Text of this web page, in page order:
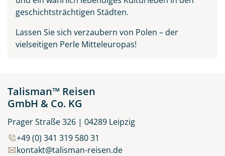
geschichtsträchtigen Städten.
Lassen Sie sich verzaubern von Polen – der
vielseitigen Perle Mitteleuropas!
Talisman™ Reisen
GmbH & Co. KG
Prager Straße 326 | 04289 Leipzig
+49 (0) 341 319 580 31
kontakt@talisman-reisen.de